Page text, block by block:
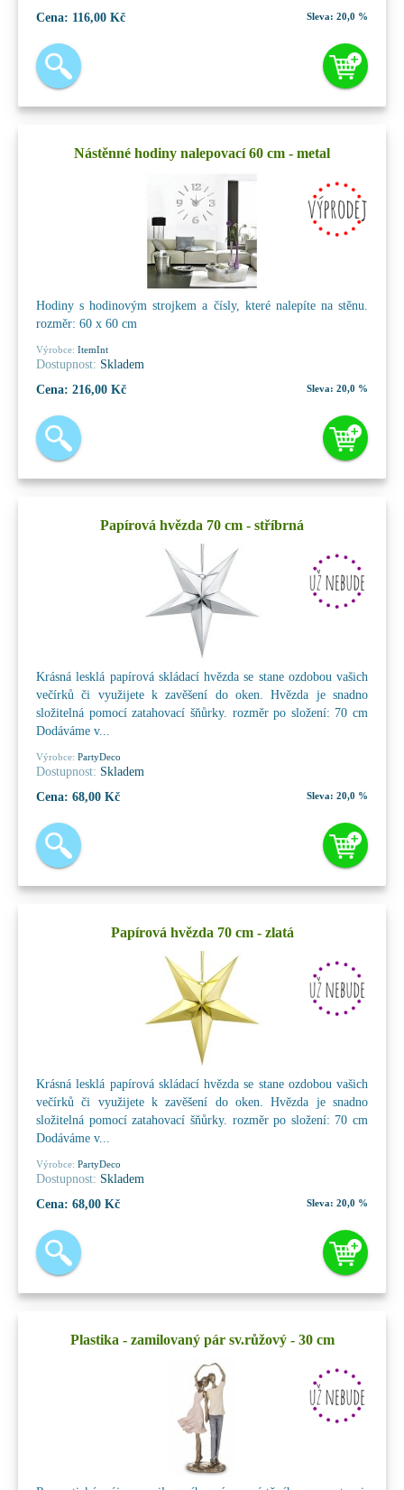
Cena: 116,00 Kč Sleva: 20,0 %
Nástěnné hodiny nalepovací 60 cm - metal
Hodiny s hodinovým strojkem a čísly, které nalepíte na stěnu.
rozměr: 60 x 60 cm
Výrobce: ItemInt
Dostupnost: Skladem
Cena: 216,00 Kč Sleva: 20,0 %
Papírová hvězda 70 cm - stříbrná
Krásná lesklá papírová skládací hvězda se stane ozdobou vašich
večírků či využijete k zavěšení do oken. Hvězda je snadno
složitelná pomocí zatahovací šňůrky. rozměr po složení: 70 cm
Dodáváme v...
Výrobce: PartyDeco
Dostupnost: Skladem
Cena: 68,00 Kč Sleva: 20,0 %
Papírová hvězda 70 cm - zlatá
Krásná lesklá papírová skládací hvězda se stane ozdobou vašich
večírků či využijete k zavěšení do oken. Hvězda je snadno
složitelná pomocí zatahovací šňůrky. rozměr po složení: 70 cm
Dodáváme v...
Výrobce: PartyDeco
Dostupnost: Skladem
Cena: 68,00 Kč Sleva: 20,0 %
Plastika - zamilovaný pár sv.růžový - 30 cm